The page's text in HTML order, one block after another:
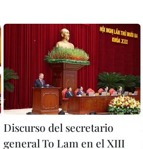
Discurso del secretario
general To Lam en el XIII